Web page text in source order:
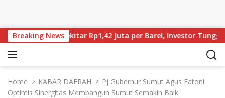
Breaking News
Brent Kini Sekitar Rp1,42 Juta per Barel, Investor Tunggu
Home KABAR DAERAH
Pj Gubernur Sumut Agus Fatoni
Optimis Sinergitas Membangun Sumut Semakin Baik